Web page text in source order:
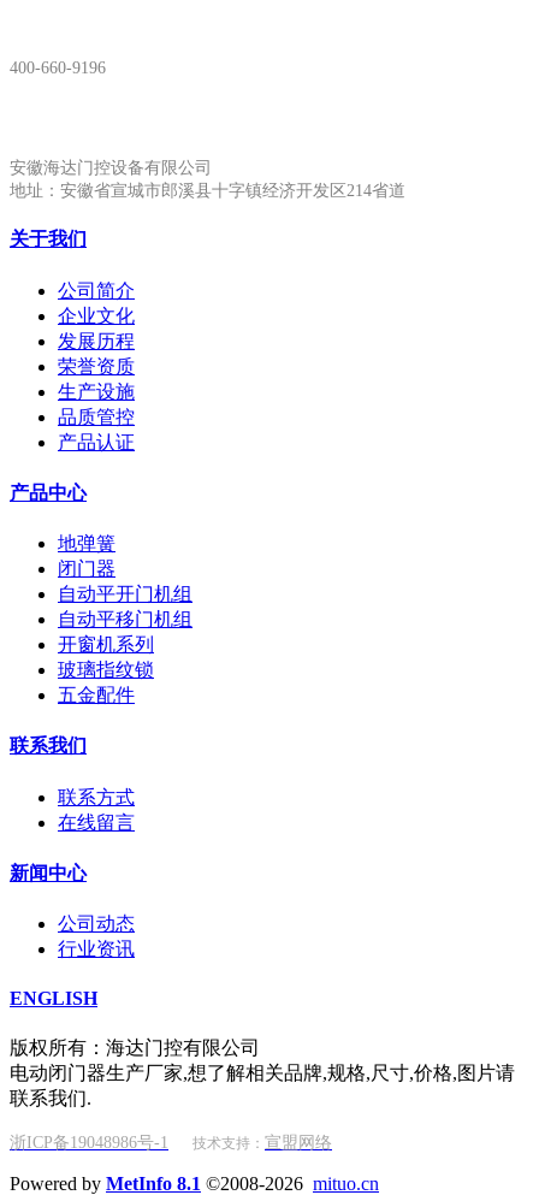
400-660-9196
安徽海达门控设备有限公司
地址：安徽省宣城市郎溪县十字镇经济开发区214省道
关于我们
公司简介
企业文化
发展历程
荣誉资质
生产设施
品质管控
产品认证
产品中心
地弹簧
闭门器
自动平开门机组
自动平移门机组
开窗机系列
玻璃指纹锁
五金配件
联系我们
联系方式
在线留言
新闻中心
公司动态
行业资讯
ENGLISH
版权所有：海达门控有限公司
电动闭门器生产厂家,想了解相关品牌,规格,尺寸,价格,图片请
联系我们.
浙ICP备19048986号-1 技术支持： 宣盟网络
Powered by MetInfo 8.1 ©2008-2026 mituo.cn